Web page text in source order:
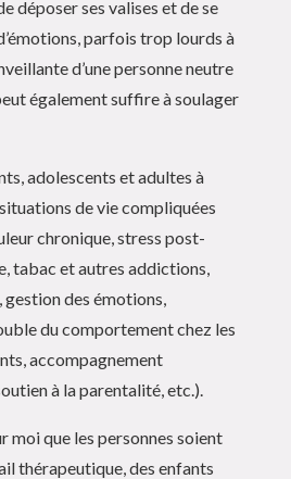
déposer ses valises et de se
parfois trop lourds à
d’une personne neutre
également suffire à soulager
adolescents et adultes à
de vie compliquées
chronique, stress post-
tabac et autres addictions,
des émotions,
du comportement chez les
accompagnement
à la parentalité, etc.).
moi que les personnes soient
thérapeutique, des enfants